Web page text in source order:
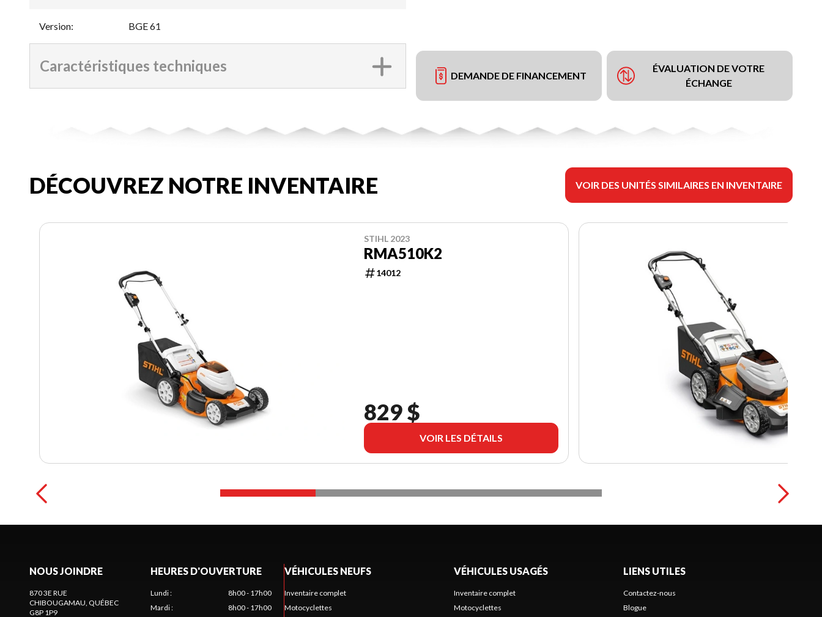
DEMANDE DE FINANCEMENT
ÉVALUATION DE VOTRE
ÉCHANGE
Version: BGE 61
Caractéristiques techniques
DÉCOUVREZ NOTRE INVENTAIRE VOIR DES UNITÉS SIMILAIRES EN INVENTAIRE
STIHL 2023
RMA510K2
14012
829 $
VOIR LES DÉTAILS
NOUS JOINDRE
870 3E RUE
CHIBOUGAMAU, QUÉBEC
G8P 1P9
HEURES D'OUVERTURE
Lundi:
8h00 - 17h00
Mardi: 8h00 - 17h00
VÉHICULES NEUFS
Inventaire complet
Motocyclettes
VÉHICULES USAGÉS
Inventaire complet
Motocyclettes
LIENS UTILES
Contactez-nous
Blogue